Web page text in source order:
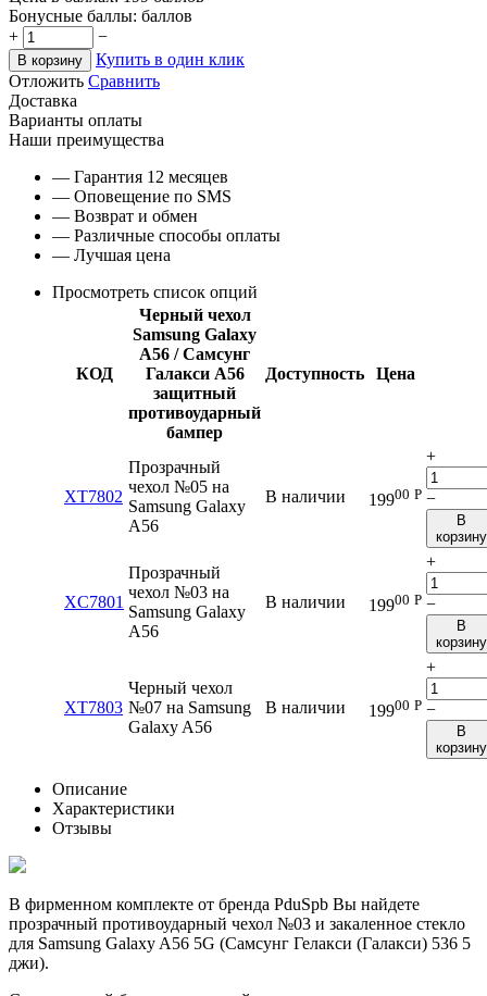
Бонусные баллы: баллов
+
−
В корзину
Купить в один клик
Отложить Сравнить
Доставка
Варианты оплаты
Наши преимущества
— Гарантия 12 месяцев
— Оповещение по SMS
— Возврат и обмен
— Различные способы оплаты
— Лучшая цена
Просмотреть список опций
КОД
Черный чехол
Samsung Galaxy
A56 / Самсунг
Галакси А56
защитный
противоударный
бампер
Доступность Цена
XT7802
Прозрачный
чехол №05 на
Samsung Galaxy
A56
В наличии 19900 Р
+
−
В
корзину
XC7801
Прозрачный
чехол №03 на
Samsung Galaxy
A56
В наличии 19900 Р
+
−
В
корзину
XT7803
Черный чехол
№07 на Samsung
Galaxy A56
В наличии 19900 Р
+
−
В
корзину
Описание
Характеристики
Отзывы
В фирменном комплекте от бренда PduSpb Вы найдете
прозрачный противоударный чехол №03 и закаленное стекло
для Samsung Galaxy A56 5G (Самсунг Гелакси (Галакси) 536 5
джи).